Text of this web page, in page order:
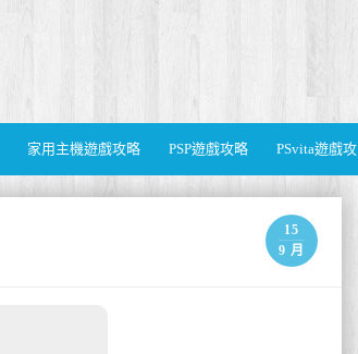
家用主機遊戲攻略 PSP遊戲攻略 PSvita遊戲
15
9 月